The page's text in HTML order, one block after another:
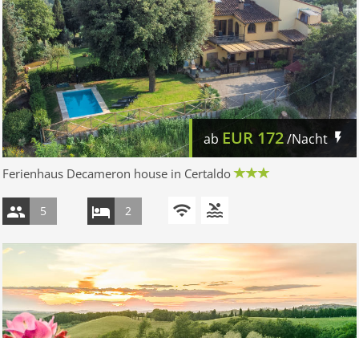
ab EUR 172/Nacht
Ferienhaus Decameron house in Certaldo
5 2